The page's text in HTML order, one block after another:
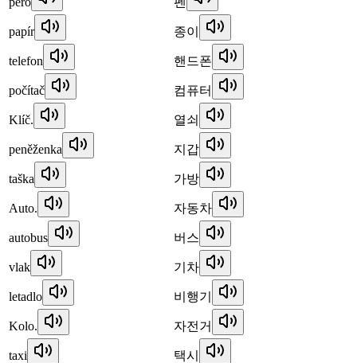
papír 종이
telefon 핸드폰
počítač 컴퓨터
Klíč. 열쇠
peněženka 지갑
taška 가방
Auto. 자동차
autobus 버스
vlak 기차
letadlo 비행기
Kolo. 자전거
taxi 택시